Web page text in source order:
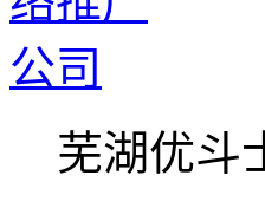
芜湖优斗